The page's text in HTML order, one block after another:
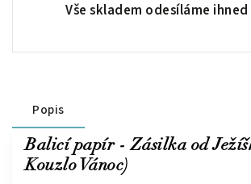
Vše skladem odesíláme ihned
Popis
Balicí papír - Zásilka od
Kouzlo Vánoc)